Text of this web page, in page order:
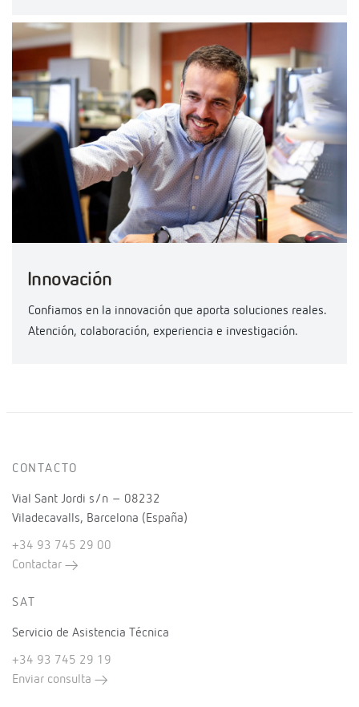
Innovación
Confiamos en la innovación que aporta soluciones reales.
Atención, colaboración, experiencia e investigación.
CONTACTO
Vial Sant Jordi s/n – 08232
Viladecavalls, Barcelona (España)
+34 93 745 29 00
Contactar
SAT
Servicio de Asistencia Técnica
+34 93 745 29 19
Enviar consulta